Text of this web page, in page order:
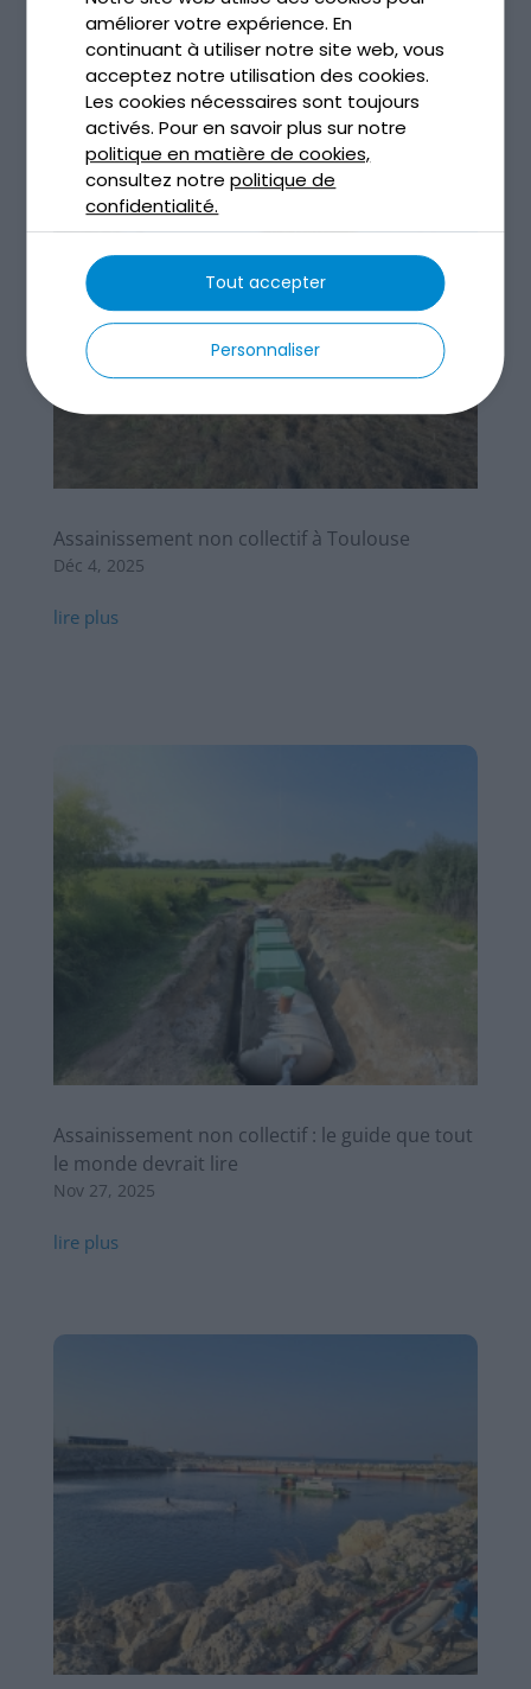
améliorer votre expérience. En
continuant à utiliser notre site web, vous
acceptez notre utilisation des cookies.
Les cookies nécessaires sont toujours
activés. Pour en savoir plus sur notre
politique en matière de cookies,
consultez notrepolitique de
confidentialité.
Personnaliser
Tout accepter
Déc 11, 2025
lire plus
Assainissement non collectif à Toulouse
Déc 4, 2025
lire plus
Assainissement non collectif : le guide que tout
le monde devrait lire
Nov 27, 2025
lire plus